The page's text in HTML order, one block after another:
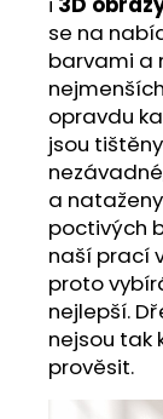
se na
barvami a
opravdu
jsou
a
poctivých
naší prací
proto
nejlepší.
nejsou tak
prověsit.